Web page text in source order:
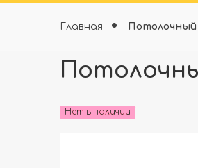
Главная Потолочный
Нет в наличии